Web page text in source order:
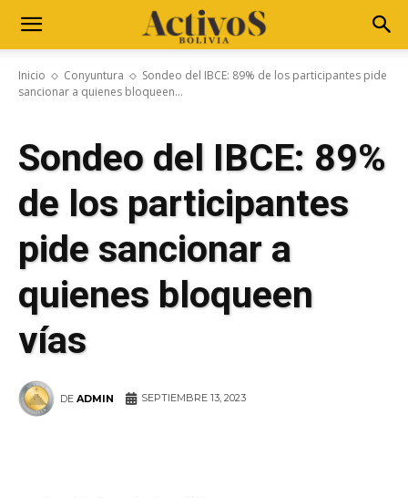
Inicio Conyuntura
Sondeo del IBCE: 89% de los participantes pide
sancionar a quienes bloqueen...
Sondeo del IBCE: 89%
de los participantes
pide sancionar a
quienes bloqueen
vías
DE ADMIN SEPTIEMBRE 13, 2023